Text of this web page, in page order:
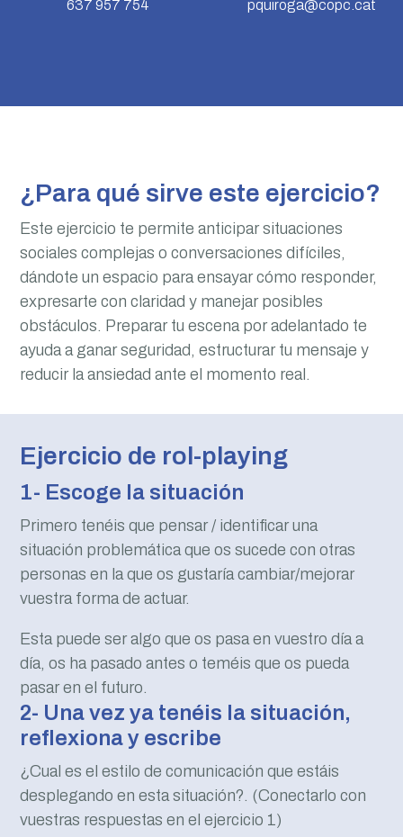
637 957 754
pquiroga@copc.cat
¿Para qué sirve este ejercicio?
Este ejercicio te permite anticipar situaciones
sociales complejas o conversaciones difíciles,
dándote un espacio para ensayar cómo responder,
expresarte con claridad y manejar posibles
obstáculos. Preparar tu escena por adelantado te
ayuda a ganar seguridad, estructurar tu mensaje y
reducir la ansiedad ante el momento real.
Ejercicio de rol-playing
1- Escoge la situación
Primero tenéis que pensar / identificar una
situación problemática que os sucede con otras
personas en la que os gustaría cambiar/mejorar
vuestra forma de actuar.
Esta puede ser algo que os pasa en vuestro día a
día, os ha pasado antes o teméis que os pueda
pasar en el futuro.
2- Una vez ya tenéis la situación,
reflexiona y escribe
¿Cual es el estilo de comunicación que estáis
desplegando en esta situación?. (Conectarlo con
vuestras respuestas en el ejercicio 1)